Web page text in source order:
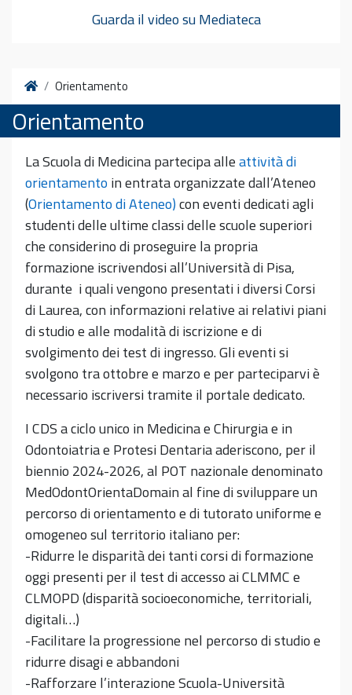
HomeOrientamento
Orientamento
La Scuola di Medicina partecipa alleattività di
orientamento in entrata organizzate dall’Ateneo
(Orientamento di Ateneo)con eventi dedicati agli
studenti delle ultime classi delle scuole superiori
che considerino di proseguire la propria
formazione iscrivendosi all’Università di Pisa,
durante i quali vengono presentati i diversi Corsi
di Laurea, con informazioni relative ai relativi piani
di studio e alle modalità di iscrizione e di
svolgimento dei test di ingresso. Gli eventi si
svolgono tra ottobre e marzo e per parteciparvi è
necessario iscriversi tramite il portale dedicato.
I CDS a ciclo unico in Medicina e Chirurgia e in
Odontoiatria e Protesi Dentaria aderiscono, per il
biennio 2024-2026, al POT nazionale denominato
MedOdontOrientaDomain al fine di sviluppare un
percorso di orientamento e di tutorato uniforme e
omogeneo sul territorio italiano per:
-Ridurre le disparità dei tanti corsi di formazione
oggi presenti per il test di accesso ai CLMMC e
CLMOPD (disparità socioeconomiche, territoriali,
digitali…)
-Facilitare la progressione nel percorso di studio e
ridurre disagi e abbandoni
-Rafforzare l’interazione Scuola-Università
Guarda il video su Mediateca